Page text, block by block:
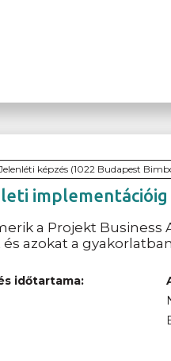
képzés (1022 Budapest
implementációig
a Projekt Business
azokat a
időtartama: